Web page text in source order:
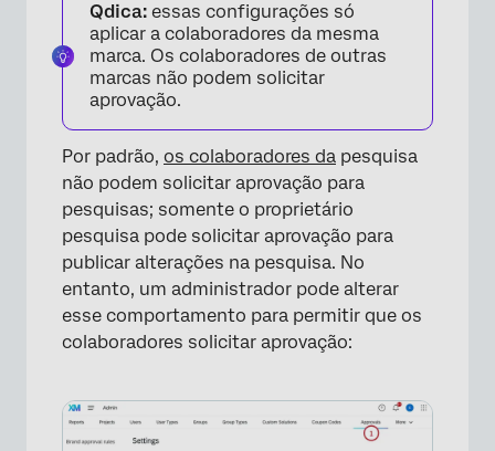
Qdica: essas configurações só
aplicar a colaboradores da mesma
marca. Os colaboradores de outras
marcas não podem solicitar
aprovação.
Por padrão, os colaboradores da pesquisa
não podem solicitar aprovação para
pesquisas; somente o proprietário
pesquisa pode solicitar aprovação para
publicar alterações na pesquisa. No
entanto, um administrador pode alterar
esse comportamento para permitir que os
colaboradores solicitar aprovação: